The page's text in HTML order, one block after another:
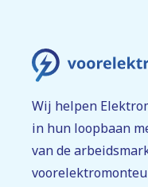
Wij
Eerste
Wij helpen
in hun loopbaan
van de